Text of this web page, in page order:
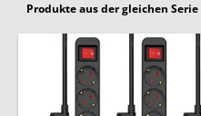
Produkte aus der gleichen Serie